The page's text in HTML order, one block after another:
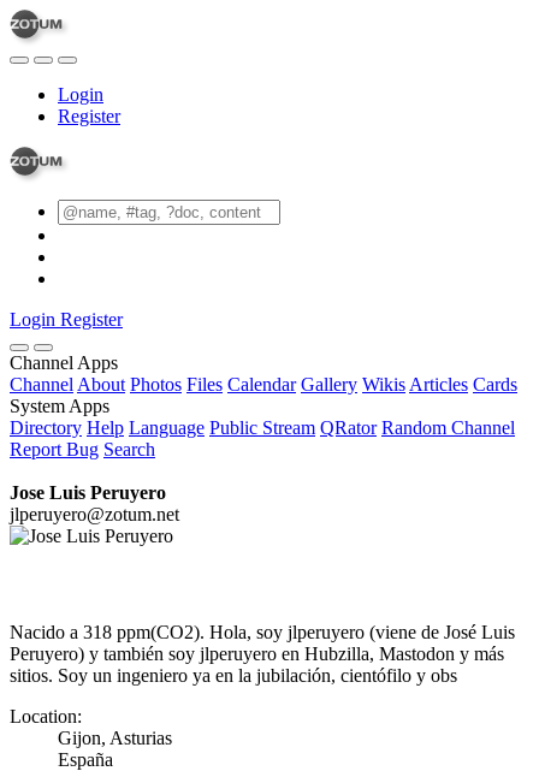
Login
Register
Login Register
Channel Apps
Channel About Photos Files Calendar Gallery Wikis Articles Cards
System Apps
Directory Help Language Public Stream QRator Random Channel
Report Bug Search
Jose Luis Peruyero
jlperuyero@zotum.net
Nacido a 318 ppm(CO2). Hola, soy jlperuyero (viene de José Luis
Peruyero) y también soy jlperuyero en Hubzilla, Mastodon y más
sitios. Soy un ingeniero ya en la jubilación, cientófilo y obs
Location:
Gijon, Asturias
España